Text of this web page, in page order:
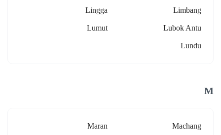
Limbang
Lingga
Lubok Antu
Lumut
Lundu
M
Machang
Maran